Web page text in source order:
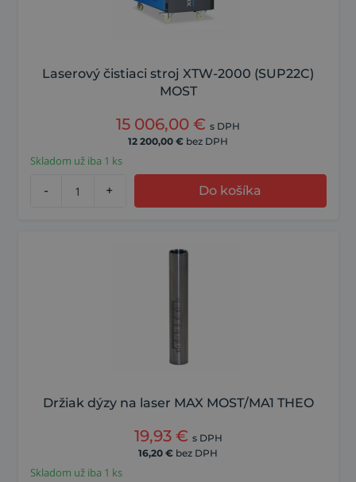
Laserový čistiaci stroj XTW-2000 (SUP22C)
MOST
15 006,00 € s DPH
12 200,00 € bez DPH
Skladom už iba 1 ks
- + Do košíka
Držiak dýzy na laser MAX MOST/MA1 THEO
19,93 € s DPH
16,20 € bez DPH
Skladom už iba 1 ks